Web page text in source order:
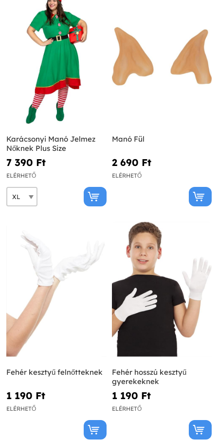
Karácsonyi Manó Jelmez
Nőknek Plus Size
7 390 Ft‎
ELÉRHETŐ
Manó Fül
2 690 Ft‎
ELÉRHETŐ
Fehér kesztyű felnőtteknek
1 190 Ft‎
ELÉRHETŐ
Fehér hosszú kesztyű
gyerekeknek
1 190 Ft‎
ELÉRHETŐ